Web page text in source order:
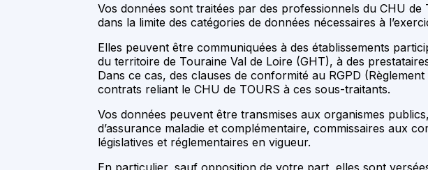
Vos données sont traitées par des professionnels du CHU
dans la limite des catégories de données nécessaires à
Elles peuvent être communiquées à des établissements
du territoire de Touraine Val de Loire (GHT), à des
Dans ce cas, des clauses de conformité au RGPD
contrats reliant le CHU de TOURS à ces sous-traitants.
Vos données peuvent être transmises aux organismes
d’assurance maladie et complémentaire, commissaires aux
législatives et réglementaires en vigueur.